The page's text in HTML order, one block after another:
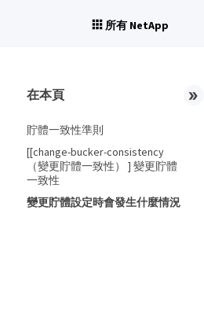
所有 NetApp
在本頁
貯體一致性準則
[[change-bucker-consistency
（變更貯體一致性） ] 變更貯體
一致性
變更貯體設定時會發生什麼情況